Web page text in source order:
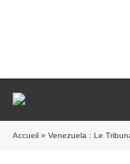
Accueil » Venezuela : Le Tribunal Suprême de